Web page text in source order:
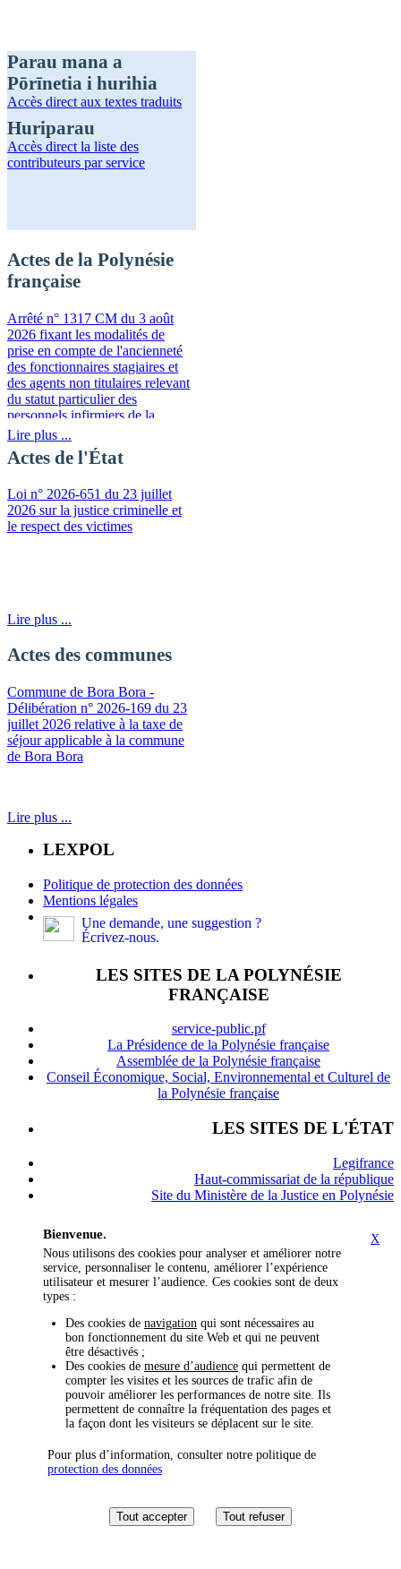
Parau mana a
Pōrīnetia i hurihia
Accès direct aux textes traduits
Huriparau
Accès direct la liste des
contributeurs par service
Actes de la Polynésie
française
Arrêté n° 1317 CM du 3 août
2026 fixant les modalités de
prise en compte de l'ancienneté
des fonctionnaires stagiaires et
des agents non titulaires relevant
du statut particulier des
personnels infirmiers de la
fonction publique de la
Polynésie française
Lire plus ...
Actes de l'État
Loi n° 2026-651 du 23 juillet
2026 sur la justice criminelle et
le respect des victimes
Lire plus ...
Actes des communes
Commune de Bora Bora -
Délibération n° 2026-169 du 23
juillet 2026 relative à la taxe de
séjour applicable à la commune
de Bora Bora
Lire plus ...
LEXPOL
Politique de protection des données
Mentions légales
Une demande, une suggestion ?
Écrivez-nous.
LES SITES DE LA POLYNÉSIE
FRANÇAISE
service-public.pf
La Présidence de la Polynésie française
Assemblée de la Polynésie française
Conseil Économique, Social, Environnemental et Culturel de
la Polynésie française
LES SITES DE L'ÉTAT
Legifrance
Haut-commissariat de la république
Site du Ministère de la Justice en Polynésie
X
Bienvenue.
Nous utilisons des cookies pour analyser et améliorer notre
service, personnaliser le contenu, améliorer l’expérience
utilisateur et mesurer l’audience. Ces cookies sont de deux
types :
Des cookies de navigation qui sont nécessaires au
bon fonctionnement du site Web et qui ne peuvent
être désactivés ;
Des cookies de mesure d’audience qui permettent de
compter les visites et les sources de trafic afin de
pouvoir améliorer les performances de notre site. Ils
permettent de connaître la fréquentation des pages et
la façon dont les visiteurs se déplacent sur le site.
Pour plus d’information, consulter notre politique de
protection des données
Tout accepter Tout refuser